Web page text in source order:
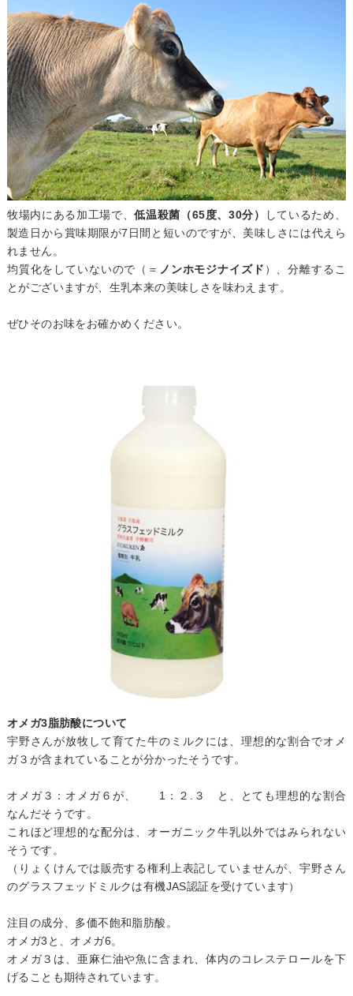
牧場内にある加工場で、低温殺菌（65度、30分）
しているため、
製造日から賞味期限が7日間と短いのですが、美味しさには代えら
れません。
均質化をしていないので（＝ ノンホモジナイズド ）、分離するこ
とがございますが、生乳本来の美味しさを味わえます。
ぜひそのお味をお確かめください。
オメガ3脂肪酸について
宇野さんが放牧して育てた牛のミルクには、理想的な割合でオメ
ガ３が含まれていることが分かったそうです。
オメガ３：オメガ６が、 1：２.３ と、とても理想的な割合
なんだそうです。
これほど理想的な配分は、オーガニック牛乳以外ではみられない
そうです。
（りょくけんでは販売する権利上表記していませんが、宇野さん
のグラスフェッドミルクは有機JAS認証を受けています）
注目の成分、多価不飽和脂肪酸。
オメガ3と、オメガ6。
オメガ３は、亜麻仁油や魚に含まれ、体内のコレステロールを下
げることも期待されています。